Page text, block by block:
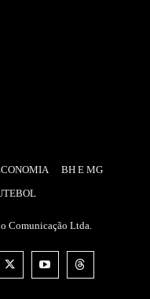
BH E MG
Comunicação Ltda.